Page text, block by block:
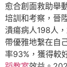
愈合創面救助舉
培訓和考察，晉
潰瘍病人198人
帶優雅地繫在自
率93%，獲得較